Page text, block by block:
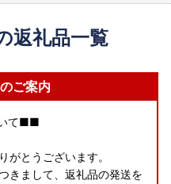
返礼品一覧
ご案内
て■■
がとうございます。
きまして、返礼品の発送を